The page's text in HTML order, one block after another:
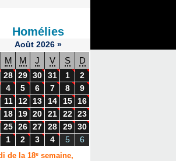
Homélies
Août 2026 »
M M J V S D
28 29 30 31 1
2
4 5 6 7 8
9
11 12 13 14 15
16
18 19 20 21 22 23
25 26 27 28 29 30
1 2 3 4 5 6
de la 18e semaine,